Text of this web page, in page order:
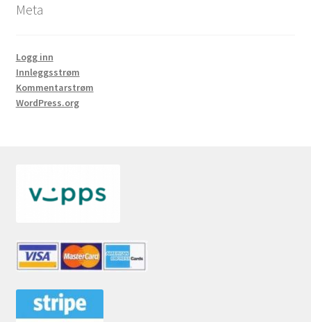
Meta
Logg inn
Innleggsstrøm
Kommentarstrøm
WordPress.org